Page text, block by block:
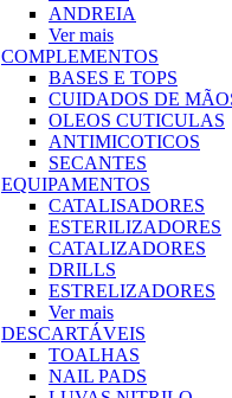
ANDREIA
Ver mais
COMPLEMENTOS
BASES E TOPS
CUIDADOS DE
OLEOS CUTICULAS
ANTIMICOTICOS
SECANTES
EQUIPAMENTOS
CATALISADORES
ESTERILIZADORES
CATALIZADORES
DRILLS
ESTRELIZADORES
Ver mais
DESCARTÁVEIS
TOALHAS
NAIL PADS